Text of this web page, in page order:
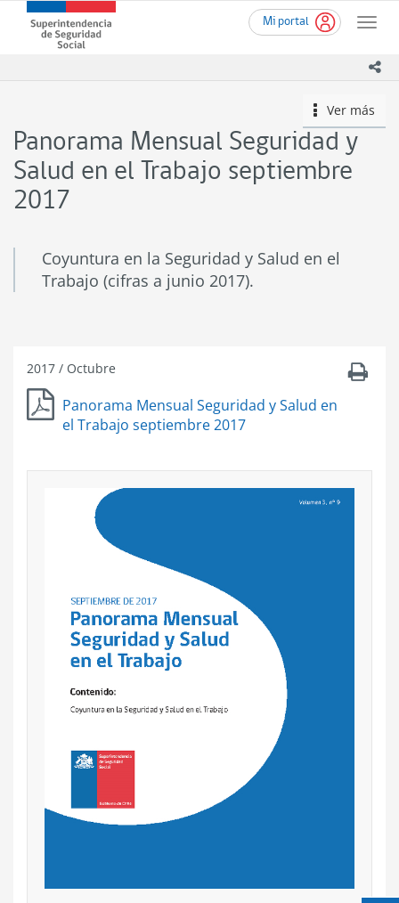
contenido
Mi portal
Toggle
Superintendencia
de
de
Chile
icono
Ver más
Panorama Mensual Seguridad y
Salud en el Trabajo septiembre
2017
Coyuntura en la Seguridad y Salud en el
Trabajo (cifras a junio 2017).
2017 / Octubre
Panorama Mensual Seguridad y Salud en
el Trabajo septiembre 2017